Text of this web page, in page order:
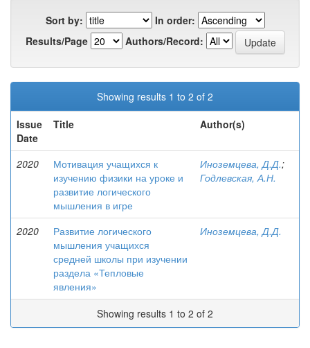
Sort by:
In order:
Results/Page
Authors/Record:
Showing results 1 to 2 of 2
Issue
Date
Title Author(s)
2020
Мотивация учащихся к
изучению физики на уроке и
развитие логического
мышления в игре
Иноземцева, Д.Д.;
Годлевская, А.Н.
2020
Развитие логического
мышления учащихся
средней школы при изучении
раздела «Тепловые
явления»
Иноземцева, Д.Д.
Showing results 1 to 2 of 2